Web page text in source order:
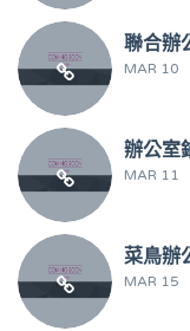
聯合辦
MAR 10
辦公室
MAR 11
菜鳥辦
MAR 15